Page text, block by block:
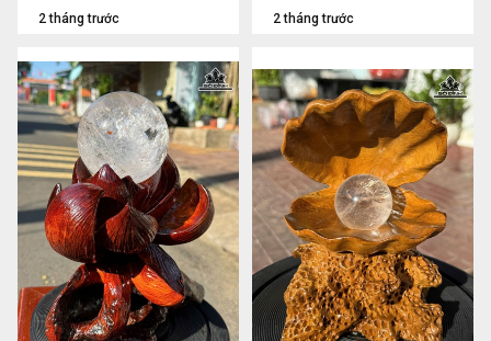
2 tháng trước 2 tháng trước